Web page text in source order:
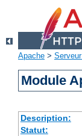
Apache >
Module
Description:
Statut: